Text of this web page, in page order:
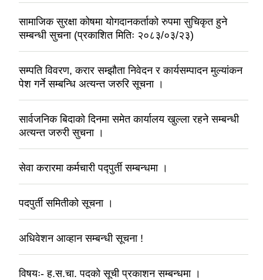
सामाजिक सुरक्षा कोषमा योगदानकर्ताको रुपमा सुचिकृत हुने
सम्बन्धी सुचना (प्रकाशित मितिः २०८३/०३/२३)
सम्पति विवरण, करार सम्झौता निवेदन र कार्यसम्पादन मुल्यांकन
पेश गर्ने सम्बन्धि अत्यन्त जरुरि सूचना ।
सार्वजनिक बिदाको दिनमा समेत कार्यालय खुल्ला रहने सम्बन्धी
अत्यन्त जरुरी सुचना ।
सेवा करारमा कर्मचारी पद्पुर्ती सम्बन्धमा ।
पदपुर्ती समितीको सूचना ।
अधिवेशन आव्हान सम्बन्धी सूचना !
विषयः- ह.स.चा. पदको सूची प्रकाशन सम्बन्धमा ।